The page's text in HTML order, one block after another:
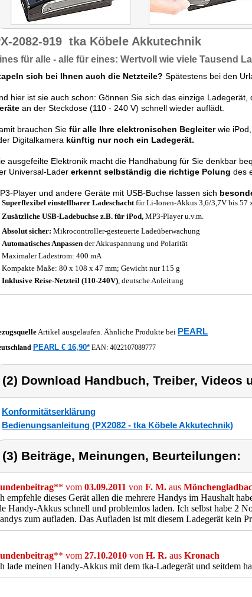
2082-919 tka Köbele Akkutechnik
für alle - alle für eines: Wertvoll wie viele Tausend
sich bei Ihnen auch die Netzteile? Spätestens bei den
hier ist sie auch schon: Gönnen Sie sich das einzige Ladegerät,
an der Steckdose (110 - 240 V) schnell wieder auflädt.
brauchen Sie für alle Ihre elektronischen Begleiterwie iPod,
Digitalkamera künftig nur noch ein Ladegerät.
ausgefeilte Elektronik macht die Handhabung für Sie denkbar
Universal-Lader erkennt selbständig die richtige Polung des
Player und andere Geräte mit USB-Buchse lassen sich
Superflexibel einstellbarer Ladeschachtfür Li-Ionen-Akkus 3,6/3,7V bis 57
Zusätzliche USB-Ladebuchse z.B. für iPod, MP3-Player u.v.m.
Absolut sicher: Mikrocontroller-gesteuerte Ladeüberwachung
Automatisches Anpassen der Akkuspannung und Polarität
Maximaler Ladestrom: 400 mA
Kompakte Maße: 80 x 108 x 47 mm; Gewicht nur 115 g
Inklusive Reise-Netzteil (110-240V), deutsche Anleitung
Artikel ausgelaufen. Ähnliche Produkte bei PEARL
PEARL € 16,90* EAN: 4022107089777
(2) Download Handbuch, Treiber, Videos
Konformitätserklärung
Bedienungsanleitung (PX2082 - tka Köbele Akkutechnik)
(3) Beiträge, Meinungen, Beurteilungen:
** vom 03.09.2011 von F. M. aus
empfehle dieses Gerät allen die mehrere Handys im Haushalt
Handy-Akkus schnell und problemlos laden. Ich selbst habe 2
zum aufladen. Das Aufladen ist mit diesem Ladegerät kein
** vom 27.10.2010 von H. R. aus Kronach
lade meinen Handy-Akkus mit dem tka-Ladegerät und seitdem